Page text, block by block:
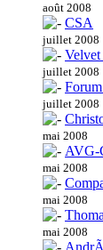
août 2008
CSA
juillet 2008
Velvet
juillet 2008
juillet 2008
mai 2008
AVG-
mai 2008
mai 2008
mai 2008